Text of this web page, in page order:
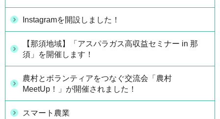
Instagramを開設しました！
【那須地域】「アスパラガス高収益セミナー in 那
須」を開催します！
農村とボランティアをつなぐ交流会「農村
MeetUp！」が開催されました！
スマート農業